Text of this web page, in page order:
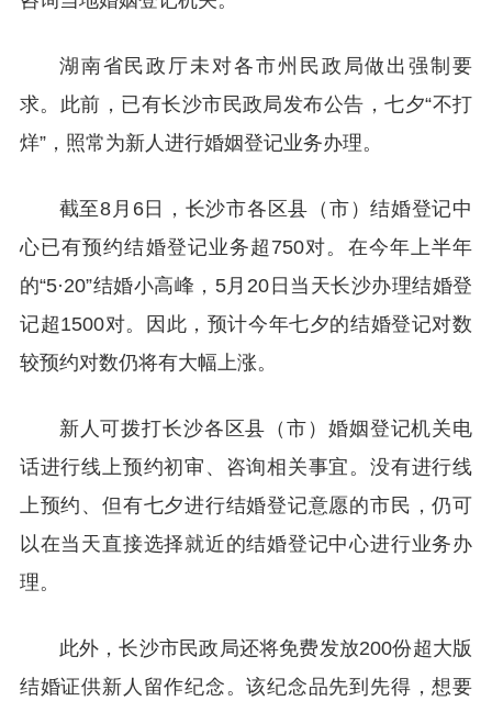
湖南省民政厅未对各市州民政局做出强制要
求。此前，已有长沙市民政局发布公告，七夕“不打
烊”，照常为新人进行婚姻登记业务办理。
截至8月6日，长沙市各区县（市）结婚登记中
心已有预约结婚登记业务超750对。在今年上半年
的“5·20”结婚小高峰，5月20日当天长沙办理结婚登
记超1500对。因此，预计今年七夕的结婚登记对数
较预约对数仍将有大幅上涨。
新人可拨打长沙各区县（市）婚姻登记机关电
话进行线上预约初审、咨询相关事宜。没有进行线
上预约、但有七夕进行结婚登记意愿的市民，仍可
以在当天直接选择就近的结婚登记中心进行业务办
理。
此外，长沙市民政局还将免费发放200份超大版
结婚证供新人留作纪念。该纪念品先到先得，想要